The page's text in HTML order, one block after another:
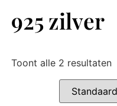
925 zilver
Toont alle 2 resultaten